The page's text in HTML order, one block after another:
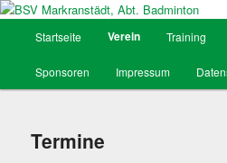
BSV
Zum
Inhalt
Startseite Verein Training
Sponsoren Impressum
Termine